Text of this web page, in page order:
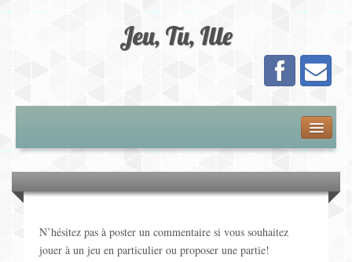
Jeu, Tu, Ille
Adhésion
Les Jeux
N’hésitez pas à poster un commentaire si vous souhaitez
jouer à un jeu en particulier ou proposer une partie!